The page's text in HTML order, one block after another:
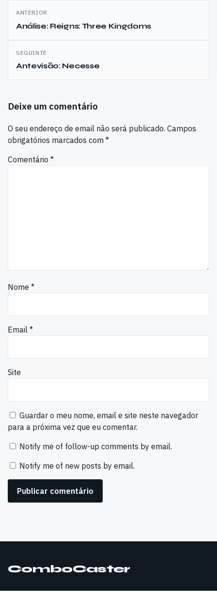
Navegação
de
artigos
ANTERIOR
Análise: Reigns: Three Kingdoms
SEGUINTE
Antevisão: Necesse
Deixe um comentário
O seu endereço de email não será publicado. Campos
obrigatórios marcados com *
Comentário *
Nome *
Email *
Site
Guardar o meu nome, email e site neste navegador
para a próxima vez que eu comentar.
Notify me of follow-up comments by email.
Notify me of new posts by email.
ComboCaster